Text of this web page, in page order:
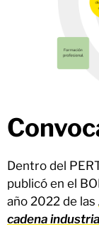
Dentro del
publicó en el
año 2022 de las
cadena